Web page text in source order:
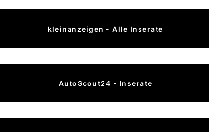
kleinanzeigen - Alle Inserate
AutoScout24 - Inserate